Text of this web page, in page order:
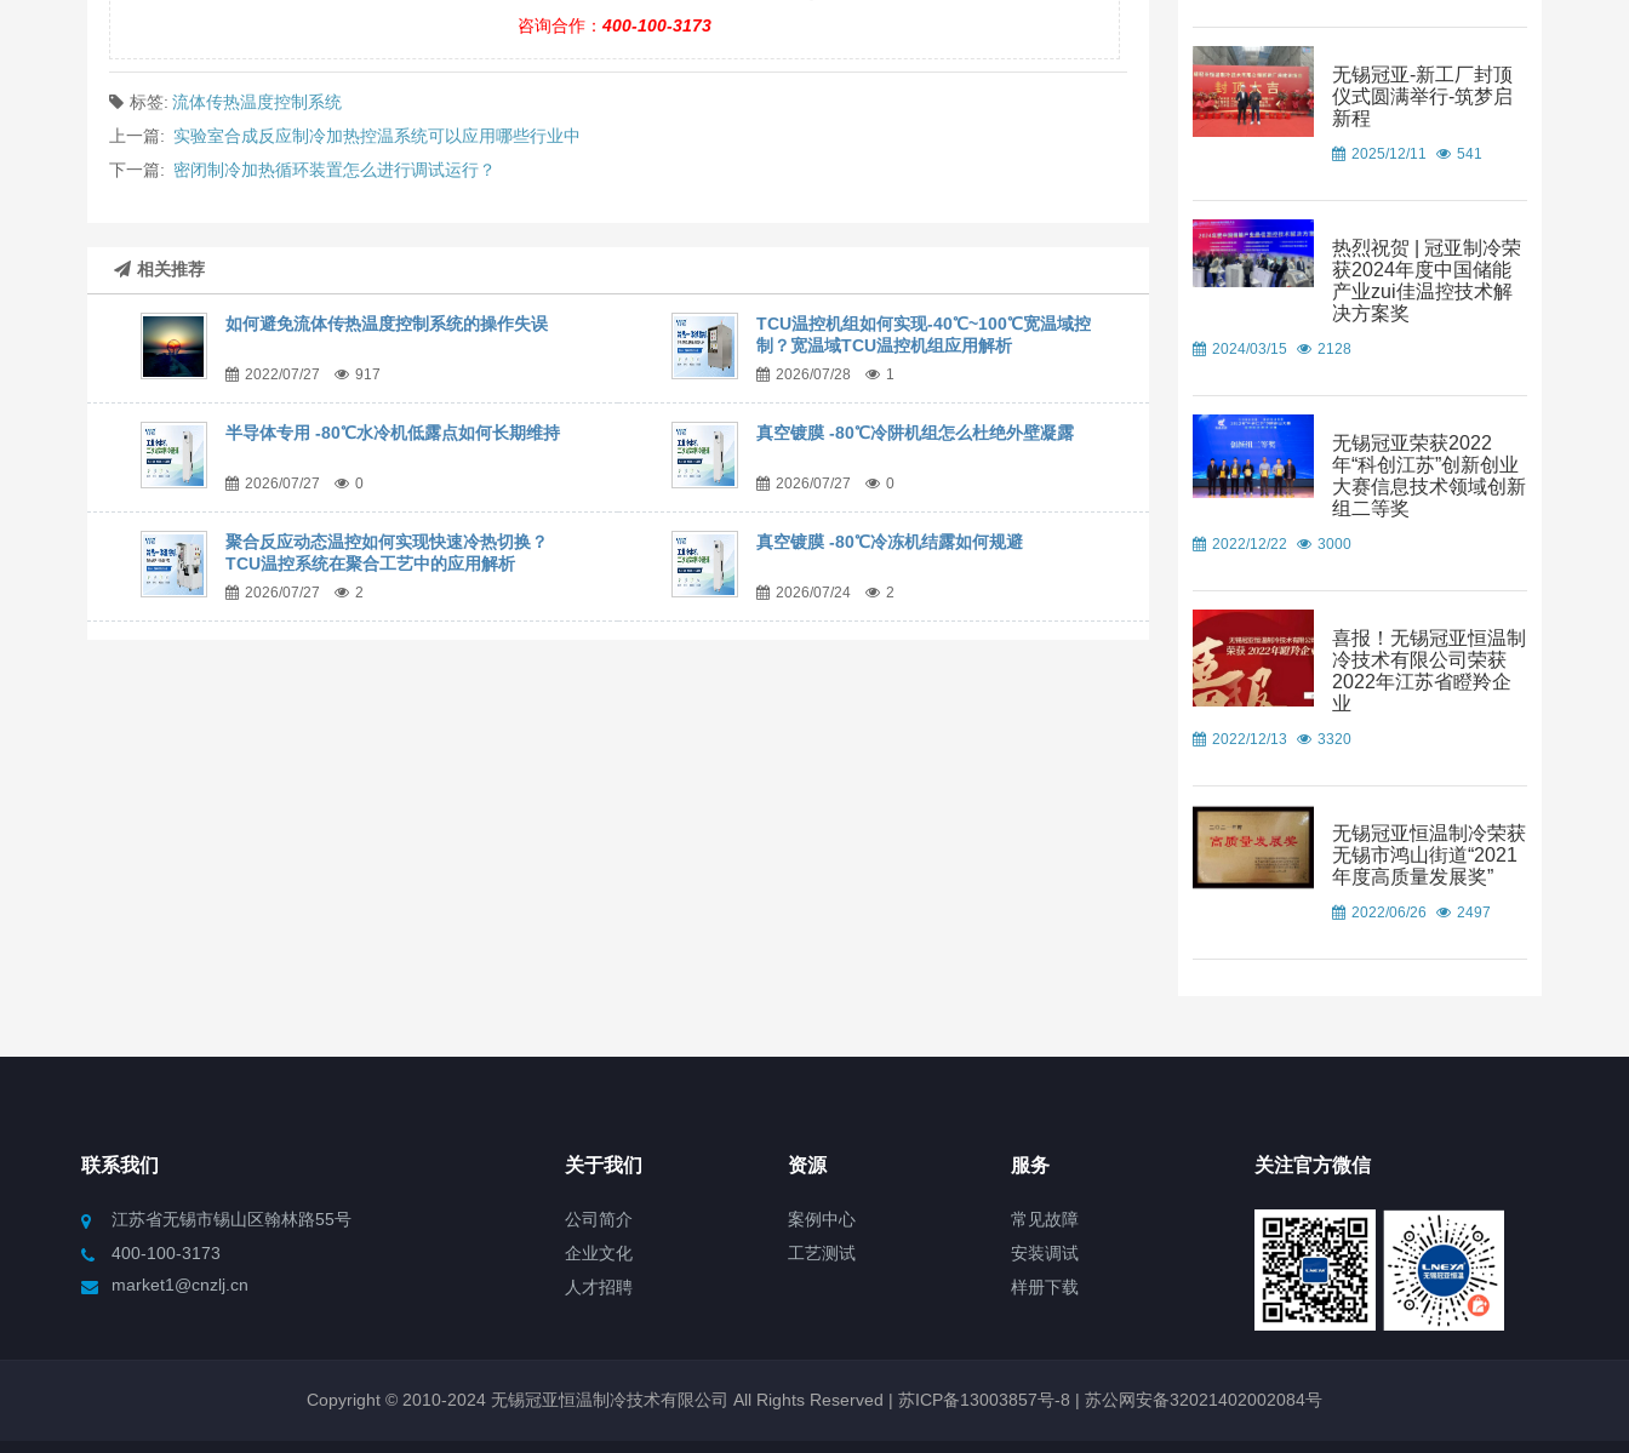
咨询合作： 400-100-3173
标签: 流体传热温度控制系统
上一篇: 实验室合成反应制冷加热控温系统可以应用哪些行业中
下一篇: 密闭制冷加热循环装置怎么进行调试运行？
相关推荐
如何避免流体传热温度控制系统的操作失误
2022/07/27 917
TCU温控机组如何实现-40℃~100℃宽温域控
制？宽温域TCU温控机组应用解析
2026/07/28 1
半导体专用 -80℃水冷机低露点如何长期维持
2026/07/27 0
真空镀膜 -80℃冷阱机组怎么杜绝外壁凝露
2026/07/27 0
聚合反应动态温控如何实现快速冷热切换？
TCU温控系统在聚合工艺中的应用解析
2026/07/27 2
真空镀膜 -80℃冷冻机结露如何规避
2026/07/24 2
无锡冠亚-新工厂封顶
仪式圆满举行-筑梦启
新程
2025/12/11 541
热烈祝贺 | 冠亚制冷荣
获2024年度中国储能
产业zui佳温控技术解
决方案奖
2024/03/15 2128
无锡冠亚荣获2022
年“科创江苏”创新创业
大赛信息技术领域创新
组二等奖
2022/12/22 3000
喜报！无锡冠亚恒温制
冷技术有限公司荣获
2022年江苏省瞪羚企
业
2022/12/13 3320
无锡冠亚恒温制冷荣获
无锡市鸿山街道“2021
年度高质量发展奖”
2022/06/26 2497
联系我们
江苏省无锡市锡山区翰林路55号
400-100-3173
market1@cnzlj.cn
关于我们
公司简介
企业文化
人才招聘
资源
案例中心
工艺测试
服务
常见故障
安装调试
样册下载
关注官方微信
Copyright © 2010-2024 无锡冠亚恒温制冷技术有限公司 All Rights Reserved | 苏ICP备13003857号-8 | 苏公网安备32021402002084号